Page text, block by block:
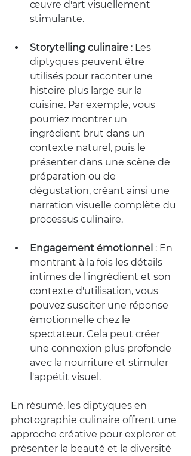
œuvre d'art visuellement
stimulante.
Storytelling culinaire : Les
diptyques peuvent être
utilisés pour raconter une
histoire plus large sur la
cuisine. Par exemple, vous
pourriez montrer un
ingrédient brut dans un
contexte naturel, puis le
présenter dans une scène de
préparation ou de
dégustation, créant ainsi une
narration visuelle complète du
processus culinaire.
Engagement émotionnel : En
montrant à la fois les détails
intimes de l'ingrédient et son
contexte d'utilisation, vous
pouvez susciter une réponse
émotionnelle chez le
spectateur. Cela peut créer
une connexion plus profonde
avec la nourriture et stimuler
l'appétit visuel.
En résumé, les diptyques en
photographie culinaire offrent une
approche créative pour explorer et
présenter la beauté et la diversité